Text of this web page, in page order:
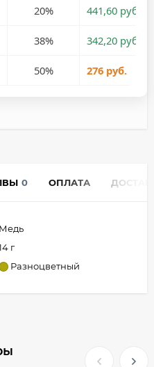
20% 441,60 руб.
38% 342,20 руб.
50% 276 руб.
0 ОПЛАТА
Медь
г
Разноцветный